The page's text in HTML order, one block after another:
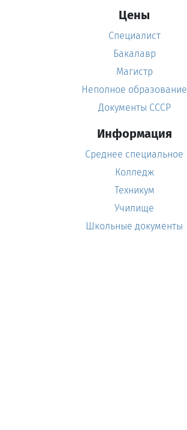
Цены
Специалист
Бакалавр
Магистр
Неполное образование
Документы СССР
Информация
Среднее специальное
Колледж
Техникум
Училище
Школьные документы